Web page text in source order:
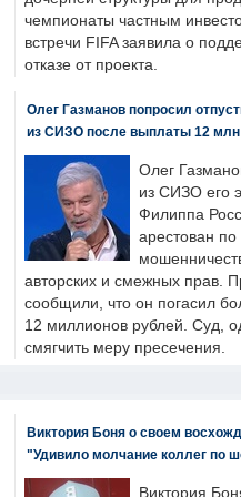
чемпионаты частным
встречи FIFA заявила о
отказе от проекта.
Олег Газманов попросил
из СИЗО после выплаты 12 млн
Олег
из СИЗО его
Филиппа
арестован
авторских и смежных прав.
сообщили, что он погасил
12 миллионов рублей. Суд,
смягчить меру пресечения.
Виктория Боня о своем
"Удивило молчание коллег по
Виктория